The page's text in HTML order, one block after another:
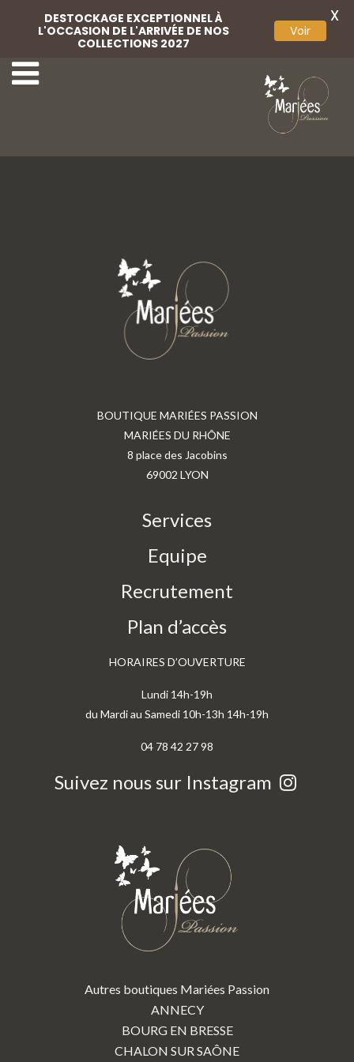
19-Rembo Styling 21-Rembo Styling
BOUTIQUE MARIÉES PASSION
MARIÉES DU RHÔNE
8 place des Jacobins
69002 LYON
Services
Equipe
Recrutement
Plan d’accès
HORAIRES D’OUVERTURE
Lundi 14h-19h
du Mardi au Samedi 10h-13h 14h-19h
04 78 42 27 98
Suivez nous sur Instagram
Autres boutiques Mariées Passion
ANNECY
BOURG EN BRESSE
CHALON SUR SAÔNE
DESTOCKAGE EXCEPTIONNEL À
L'OCCASION DE L'ARRIVÉE DE NOS
COLLECTIONS 2027
Voir
X